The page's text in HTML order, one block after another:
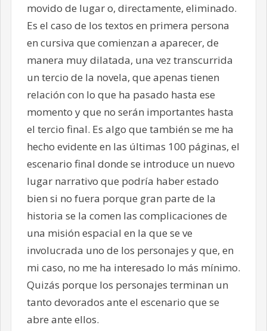
movido de lugar o, directamente, eliminado.
Es el caso de los textos en primera persona
en cursiva que comienzan a aparecer, de
manera muy dilatada, una vez transcurrida
un tercio de la novela, que apenas tienen
relación con lo que ha pasado hasta ese
momento y que no serán importantes hasta
el tercio final. Es algo que también se me ha
hecho evidente en las últimas 100 páginas, el
escenario final donde se introduce un nuevo
lugar narrativo que podría haber estado
bien si no fuera porque gran parte de la
historia se la comen las complicaciones de
una misión espacial en la que se ve
involucrada uno de los personajes y que, en
mi caso, no me ha interesado lo más mínimo.
Quizás porque los personajes terminan un
tanto devorados ante el escenario que se
abre ante ellos.